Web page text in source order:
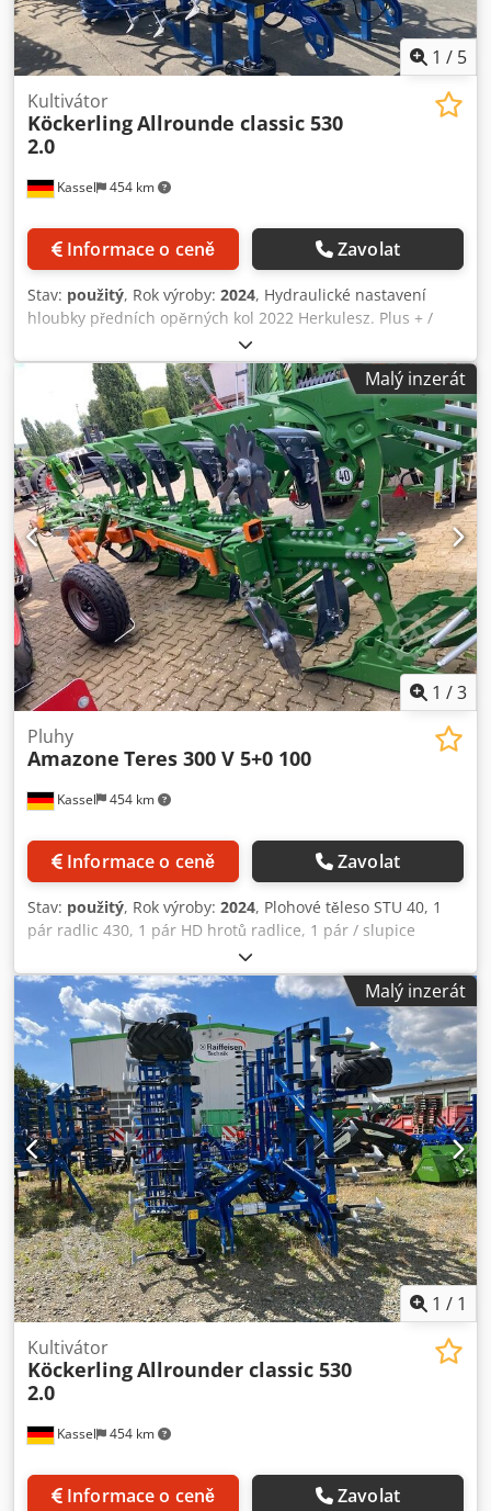
1 / 5
Kassel 454 km
Kultivátor
KöckerlingAllrounde classic 530
2.0
Informace o ceně Zavolat
Stav: použitý, Rok výroby: 2024, Hydraulické nastavení
hloubky předních opěrných kol 2022 Herkulesz. Plus + /
Dvojitá pružinová sada radliček HM-husí noha /
samostatný nivelátor / STS válec Ø 530 mm / dvojitý zadní
zavlačovač STS / osvětlení / 2- až 3-řadý zavlačovač. Dedpfx
Aot A Udtopqjwa
Malý inzerát
1 /3
Kassel 454 km
Pluhy
Amazone Teres 300 V 5+0 100
Informace o ceně Zavolat
Stav: použitý, Rok výroby: 2024, Plohové těleso STU 40, 1
pár radlic 430, 1 pár HD hrotů radlice, 1 pár / slupice
předradličky pro rámovou výšku 80 pro hydraulické jištění
přetížení předradlička M2, 1 / pár držáků kotoučových
krojidlo kotoučové krojidlo D 500 zubaté krytky, 1 pár /
montáž tělesa s Dsdpfx Apet A Udyeqowa
Malý inzerát
1 / 1
Kassel 454 km
Kultivátor
KöckerlingAllrounder classic 530
2.0
Informace o ceně Zavolat